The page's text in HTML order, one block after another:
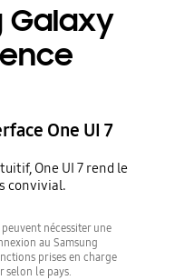
Galaxy
One UI 7
One UI 7 rend le
convivial.
nécessiter une
au Samsung
prises en charge
selon le pays.